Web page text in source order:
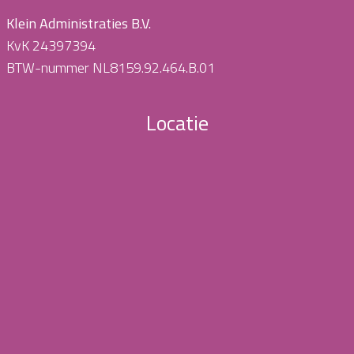
Klein Administraties B.V.
KvK 24397394
BTW-nummer NL8159.92.464.B.01
Locatie